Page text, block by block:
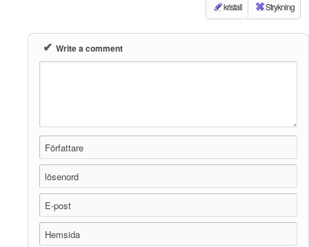
kristall Strykning
✔ Write a comment
Författare
lösenord
E-post
Hemsida